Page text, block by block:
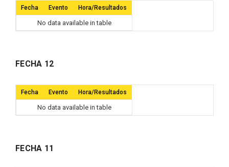
Fecha Evento Hora/Resultados
No data available in table
FECHA 12
Fecha Evento Hora/Resultados
No data available in table
FECHA 11